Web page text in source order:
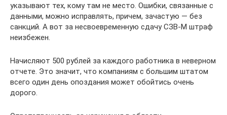
указывают тех, кому там не место. Ошибки, связанные с
данными, можно исправлять, причем, зачастую — без
санкций. А вот за несвоевременную сдачу СЗВ-М штраф
неизбежен.
Начисляют 500 рублей за каждого работника в неверном
отчете. Это значит, что компаниям с большим штатом
всего один день опоздания может обойтись очень
дорого.